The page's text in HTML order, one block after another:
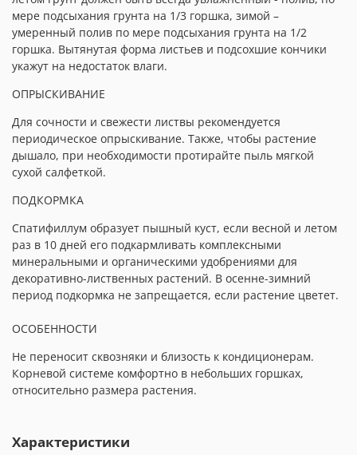
мере подсыхания грунта на 1/3 горшка, зимой –
умеренный полив по мере подсыхания грунта на 1/2
горшка. Вытянутая форма листьев и подсохшие кончики
укажут на недостаток влаги.
ОПРЫСКИВАНИЕ
Для сочности и свежести листвы рекомендуется
периодическое опрыскивание. Также, чтобы растение
дышало, при необходимости протирайте пыль мягкой
сухой салфеткой.
ПОДКОРМКА
Спатифиллум образует пышный куст, если весной и летом
раз в 10 дней его подкармливать комплексными
минеральными и органическими удобрениями для
декоративно-лиственных растений. В осенне-зимний
период подкормка не запрещается, если растение цветет.
ОСОБЕННОСТИ
Не переносит сквозняки и близость к кондиционерам.
Корневой системе комфортно в небольших горшках,
относительно размера растения.
Характеристики